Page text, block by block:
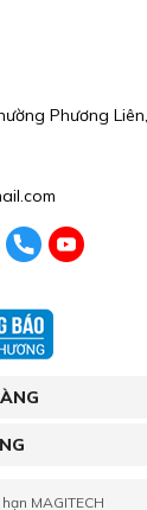
Phương
MAGITECH